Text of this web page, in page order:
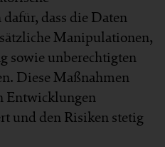
dass die Daten
Manipulationen,
sowie unberechtigten
Diese Maßnahmen
Entwicklungen
und den Risiken stetig